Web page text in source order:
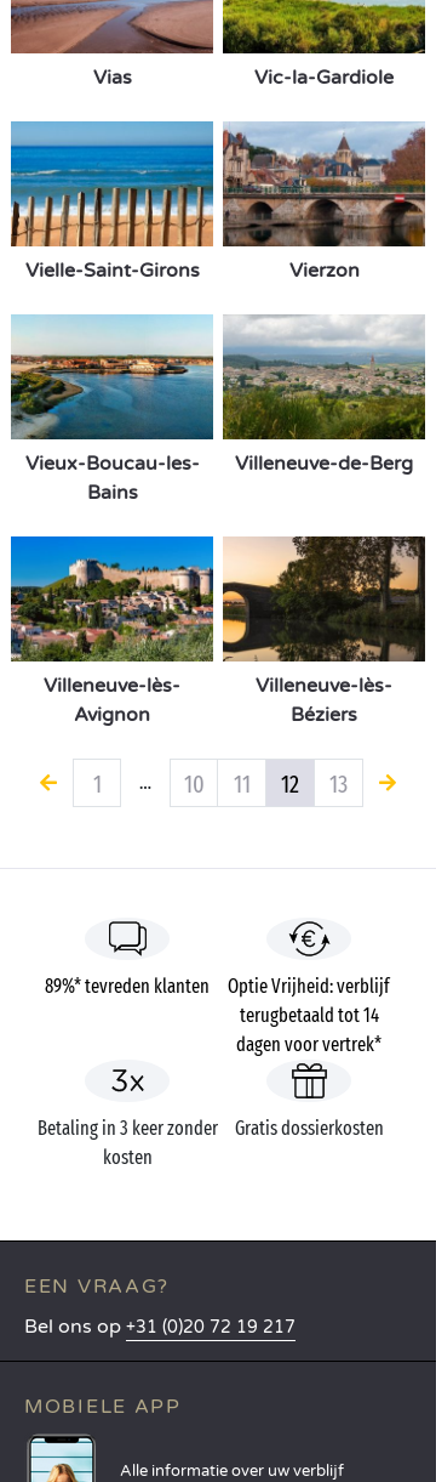
Vias Vic-la-Gardiole
Vielle-Saint-Girons Vierzon
Vieux-Boucau-les-
Bains
Villeneuve-de-Berg
Villeneuve-lès-
Avignon
Villeneuve-lès-
Béziers
1 … 10 11 12 13
89%* tevreden klanten
Optie Vrijheid: verblijf
terugbetaald tot 14
dagen voor vertrek*
Betaling in 3 keer zonder
kosten
Gratis dossierkosten
EEN VRAAG?
Bel ons op +31 (0)20 72 19 217
MOBIELE APP
Alle informatie over uw verblijf